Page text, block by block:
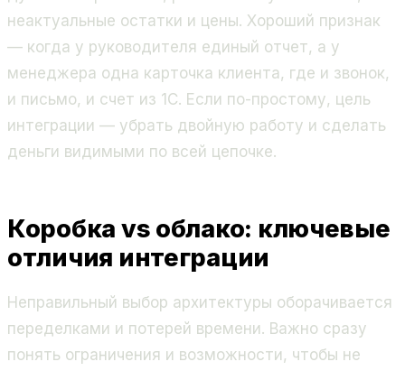
неактуальные остатки и цены. Хороший признак
— когда у руководителя единый отчет, а у
менеджера одна карточка клиента, где и звонок,
и письмо, и счет из 1С. Если по-простому, цель
интеграции — убрать двойную работу и сделать
деньги видимыми по всей цепочке.
Коробка vs облако: ключевые
отличия интеграции
Неправильный выбор архитектуры оборачивается
переделками и потерей времени. Важно сразу
понять ограничения и возможности, чтобы не